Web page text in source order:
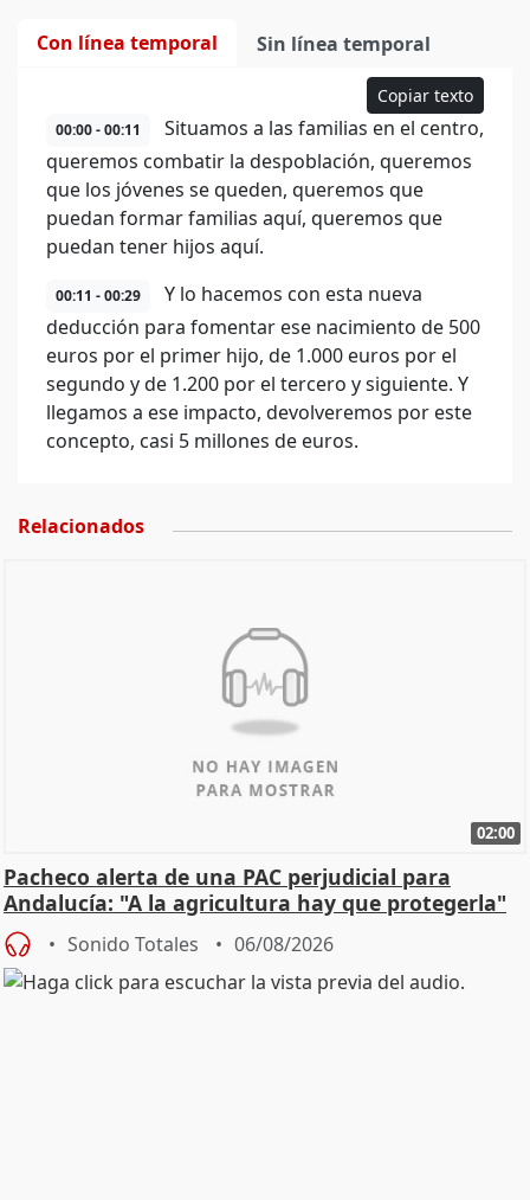
Con línea temporal Sin línea temporal
Copiar texto
00:00 - 00:11
Situamos a las familias en el centro,
queremos combatir la despoblación, queremos
que los jóvenes se queden, queremos que
puedan formar familias aquí, queremos que
puedan tener hijos aquí.
00:11 - 00:29
Y lo hacemos con esta nueva
deducción para fomentar ese nacimiento de 500
euros por el primer hijo, de 1.000 euros por el
segundo y de 1.200 por el tercero y siguiente. Y
llegamos a ese impacto, devolveremos por este
concepto, casi 5 millones de euros.
Relacionados
02:00
Pacheco alerta de una PAC perjudicial para
Andalucía: "A la agricultura hay que protegerla"
Sonido Totales 06/08/2026